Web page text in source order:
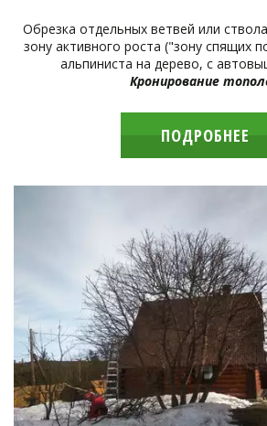
Обрезка отдельных ветвей или
зону активного роста ("зону спящих
альпиниста на дерево, с
Кронирование
ПОДРОБНЕЕ